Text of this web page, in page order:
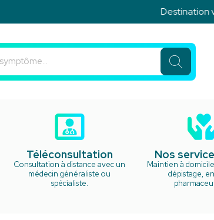
Destination
pharmacie en ligne à votre service
Téléconsultation
Consultation à distance avec un
médecin généraliste ou
spécialiste.
Nos
Maintien à
dépistage,